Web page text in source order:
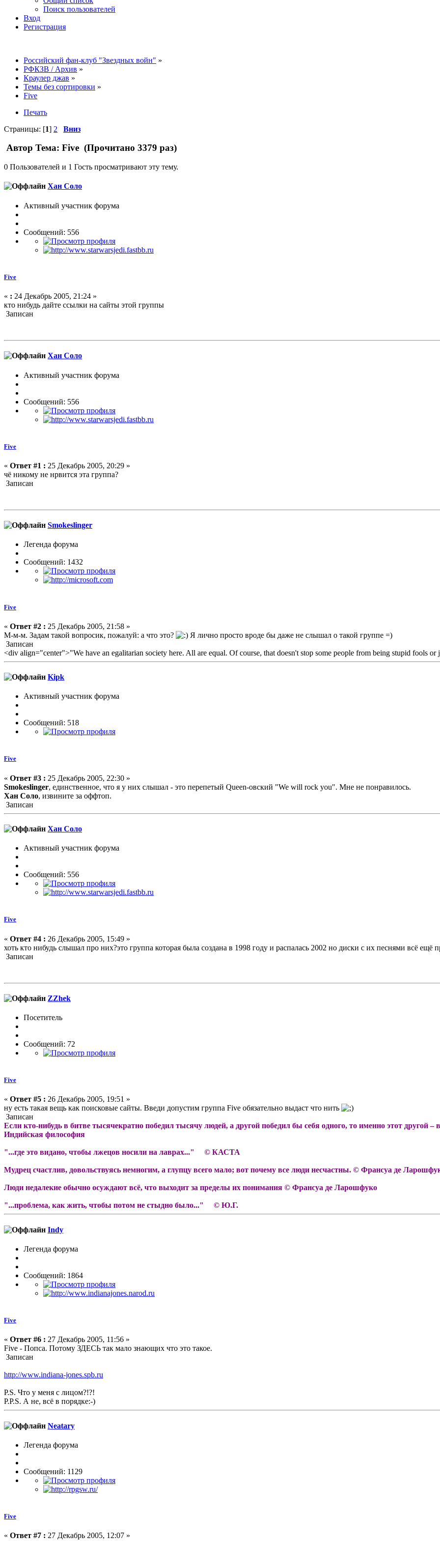
Поиск пользователей
Вход
Регистрация
Российский фан-клуб "Звездных войн" »
РФКЗВ / Архив »
Краулер джав »
Темы без сортировки »
Five
Печать
Страницы: [1] 2 Вниз
Автор Тема: Five (Прочитано 3379 раз)
0 Пользователей и 1 Гость просматривают эту тему.
Хан Соло
Активный участник форума
Сообщений: 556
Five
« : 24 Декабрь 2005, 21:24 »
кто нибудь дайте ссылки на сайты этой группы
Записан
Хан Соло
Активный участник форума
Сообщений: 556
Five
« Ответ #1 : 25 Декабрь 2005, 20:29 »
чё никому не нрвится эта группа?
Записан
Smokeslinger
Легенда форума
Сообщений: 1432
Five
« Ответ #2 : 25 Декабрь 2005, 21:58 »
М-м-м. Задам такой вопросик, пожалуй: а что это?
Я лично просто вроде бы даже не слышал о такой группе =)
Записан
<div align="center">"We have an egalitarian society here. All are equal. Of course, that doesn't stop some people from being stupid fools
Kipk
Активный участник форума
Сообщений: 518
Five
« Ответ #3 : 25 Декабрь 2005, 22:30 »
Smokeslinger, единственное, что я у них слышал - это перепетый Queen-овский "We will rock you". Мне не понравилось.
Хан Соло, извините за оффтоп.
Записан
Хан Соло
Активный участник форума
Сообщений: 556
Five
« Ответ #4 : 26 Декабрь 2005, 15:49 »
хоть кто нибудь слышал про них?это группа которая была создана в 1998 году и распалась 2002 но диски с их песнями всё ещё
Записан
ZZhek
Посетитель
Сообщений: 72
Five
« Ответ #5 : 26 Декабрь 2005, 19:51 »
ну есть такая вещь как поисковые сайты. Введи допустим группа Five обязательно выдаст что нить
Записан
Если кто-нибудь в битве тысячекратно победил тысячу людей, а другой победил бы себя одного, то именно этот другой
Индийская философия
"...где это видано, чтобы лжецов носили на лаврах..." © КАСТА
Мудрец счастлив, довольствуясь немногим, а глупцу всего мало; вот почему все люди несчастны. © Франсуа де
Люди недалекие обычно осуждают всё, что выходит за пределы их понимания © Франсуа де Ларошфуко
"...проблема, как жить, чтобы потом не стыдно было..." © Ю.Г.
Indy
Легенда форума
Сообщений: 1864
Five
« Ответ #6 : 27 Декабрь 2005, 11:56 »
Five - Попса. Потому ЗДЕСЬ так мало знающих что это такое.
Записан
http://www.indiana-jones.spb.ru
P.S. Что у меня с лицом?!?!
P.P.S. А не, всё в порядке:-)
Neatary
Легенда форума
Сообщений: 1129
Five
« Ответ #7 : 27 Декабрь 2005, 12:07 »